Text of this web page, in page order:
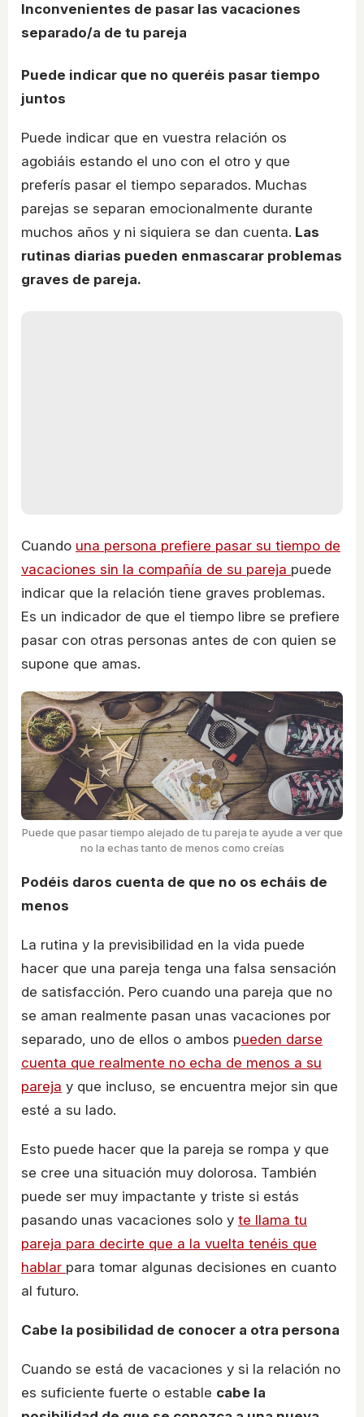
Inconvenientes de pasar las vacaciones
separado/a de tu pareja
Puede indicar que no queréis pasar tiempo
juntos
Puede indicar que en vuestra relación os
agobiáis estando el uno con el otro y que
preferís pasar el tiempo separados. Muchas
parejas se separan emocionalmente durante
muchos años y ni siquiera se dan cuenta. Las
rutinas diarias pueden enmascarar problemas
graves de pareja.
Cuando una persona prefiere pasar su tiempo de
vacaciones sin la compañía de su pareja puede
indicar que la relación tiene graves problemas.
Es un indicador de que el tiempo libre se prefiere
pasar con otras personas antes de con quien se
supone que amas.
Puede que pasar tiempo alejado de tu pareja te ayude a ver que
no la echas tanto de menos como creías
Podéis daros cuenta de que no os echáis de
menos
La rutina y la previsibilidad en la vida puede
hacer que una pareja tenga una falsa sensación
de satisfacción. Pero cuando una pareja que no
se aman realmente pasan unas vacaciones por
separado, uno de ellos o ambos pueden darse
cuenta que realmente no echa de menos a su
pareja y que incluso, se encuentra mejor sin que
esté a su lado.
Esto puede hacer que la pareja se rompa y que
se cree una situación muy dolorosa. También
puede ser muy impactante y triste si estás
pasando unas vacaciones solo y te llama tu
pareja para decirte que a la vuelta tenéis que
hablar para tomar algunas decisiones en cuanto
al futuro.
Cabe la posibilidad de conocer a otra persona
Cuando se está de vacaciones y si la relación no
es suficiente fuerte o estable cabe la